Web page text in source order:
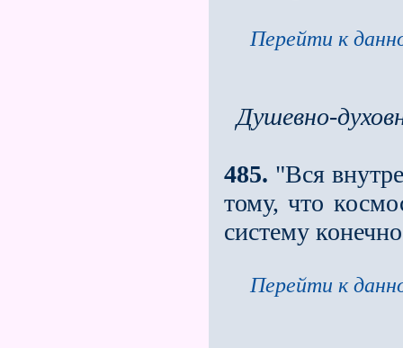
Перейти к
Душевно-
485. "Вся
тому, что
систему
Перейти к